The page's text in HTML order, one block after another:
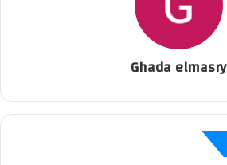
Ghada elmasry